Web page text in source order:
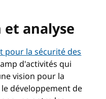
et analyse
pour la sécurité des
d'activités qui
vision pour la
développement de